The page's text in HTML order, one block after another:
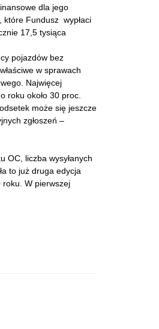
dla jego
które Fundusz wypłaci
17,5 tysiąca
pojazdów bez
w sprawach
Najwięcej
roku około 30 proc.
może się jeszcze
zgłoszeń –
OC, liczba wysyłanych
to już druga edycja
W pierwszej